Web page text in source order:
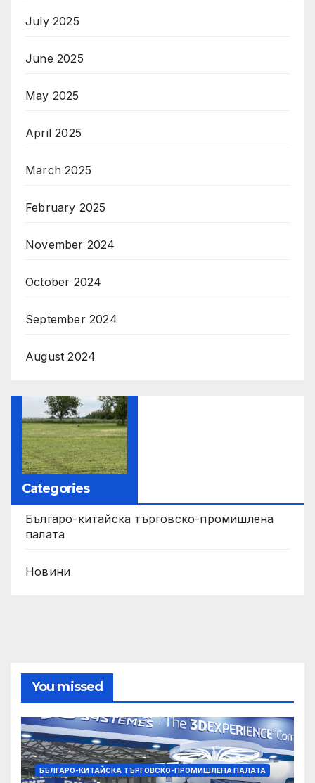
July 2025
June 2025
May 2025
April 2025
March 2025
February 2025
November 2024
October 2024
September 2024
August 2024
Categories
Българо-китайска търговско-промишлена
палата
Новини
You missed
БЪЛГАРО-КИТАЙСКА ТЪРГОВСКО-ПРОМИШЛЕНА ПАЛАТА